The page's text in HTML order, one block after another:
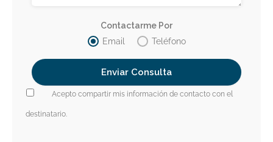
Contactarme Por
Email
Teléfono
Acepto compartir mis información de contacto con el
destinatario.